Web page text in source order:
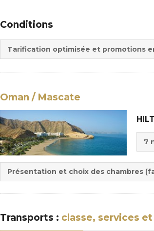
Conditions
Tarification optimisée et promotions
Oman / Mascate
:
:
7
Présentation et choix des chambres
Transports : classe, services